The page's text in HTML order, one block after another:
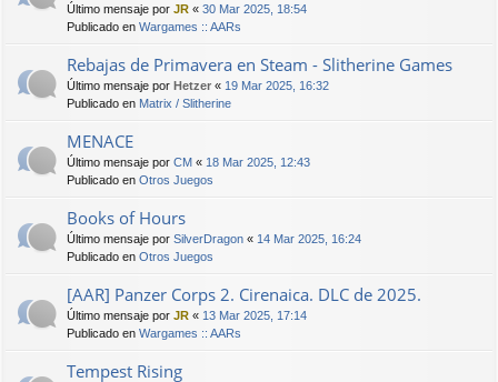
Último mensaje por JR « 30 Mar 2025, 18:54
Publicado en Wargames :: AARs
Rebajas de Primavera en Steam - Slitherine Games
Último mensaje por Hetzer « 19 Mar 2025, 16:32
Publicado en Matrix / Slitherine
MENACE
Último mensaje por CM « 18 Mar 2025, 12:43
Publicado en Otros Juegos
Books of Hours
Último mensaje por SilverDragon « 14 Mar 2025, 16:24
Publicado en Otros Juegos
[AAR] Panzer Corps 2. Cirenaica. DLC de 2025.
Último mensaje por JR « 13 Mar 2025, 17:14
Publicado en Wargames :: AARs
Tempest Rising